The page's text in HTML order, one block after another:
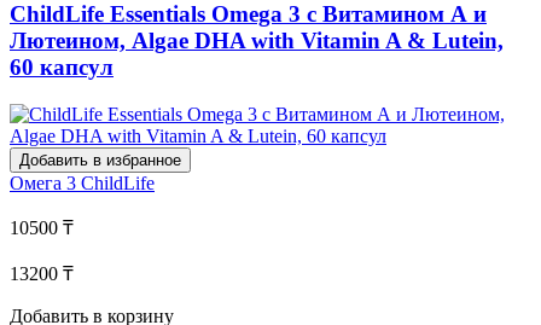
ChildLife Essentials Omega 3 с Витамином А и
Лютеином, Algae DHA with Vitamin A & Lutein,
60 капсул
Добавить в избранное
Омега 3 ChildLife
10500 ₸
13200 ₸
Добавить в корзину